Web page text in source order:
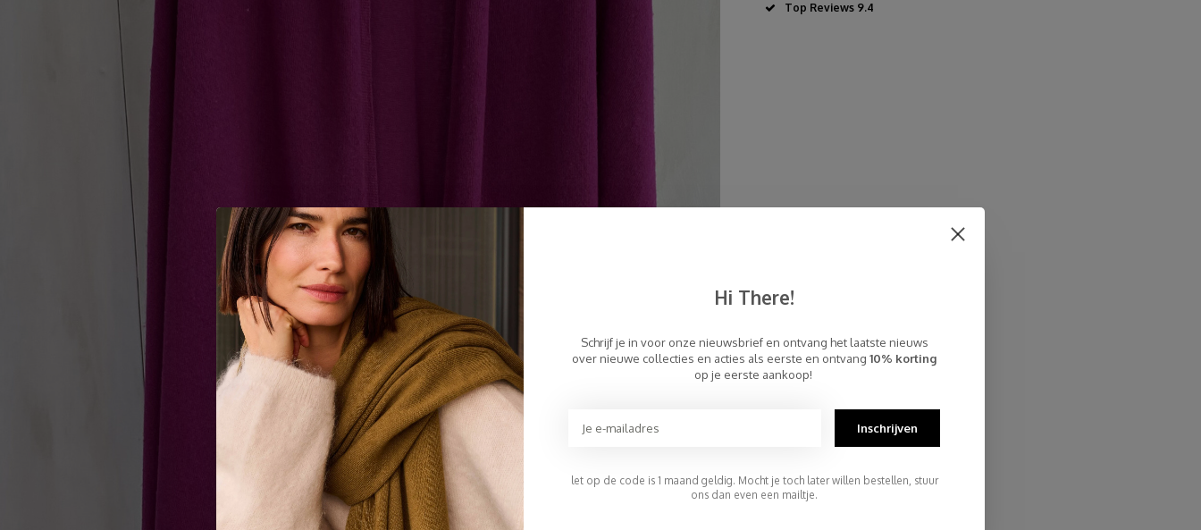
Top Reviews 9.4
Hi There!
Schrijf je in voor onze nieuwsbrief en ontvang het laatste nieuws
over nieuwe collecties en acties als eerste en ontvang 10% korting
op je eerste aankoop!
Inschrijven
let op de code is 1 maand geldig. Mocht je toch later willen bestellen, stuur
ons dan even een mailtje.